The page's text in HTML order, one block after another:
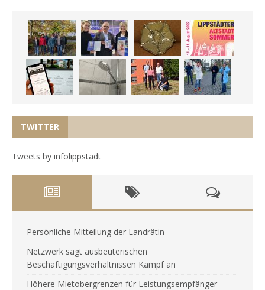
TWITTER
Tweets by infolippstadt
Persönliche Mitteilung der Landrätin
Netzwerk sagt ausbeuterischen
Beschäftigungsverhältnissen Kampf an
Höhere Mietobergrenzen für Leistungsempfänger